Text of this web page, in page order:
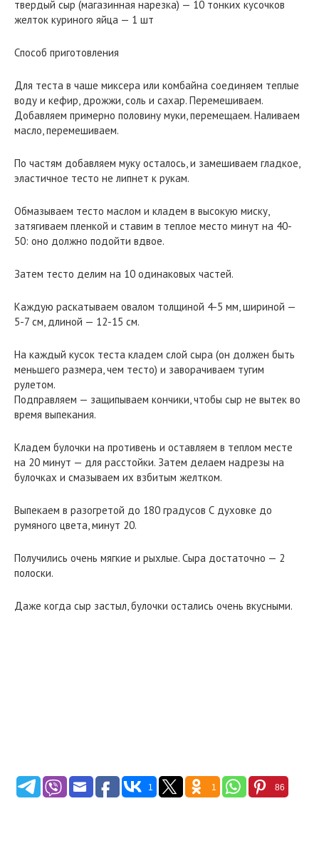
твердый сыр (магазинная нарезка) — 10 тонких кусочков
желток куриного яйца — 1 шт
Способ приготовления
Для теста в чаше миксера или комбайна соединяем теплые
воду и кефир, дрожжи, соль и сахар. Перемешиваем.
Добавляем примерно половину муки, перемещаем. Наливаем
масло, перемешиваем.
По частям добавляем муку осталось, и замешиваем гладкое,
эластичное тесто не липнет к рукам.
Обмазываем тесто маслом и кладем в высокую миску,
затягиваем пленкой и ставим в теплое место минут на 40-
50: оно должно подойти вдвое.
Затем тесто делим на 10 одинаковых частей.
Каждую раскатываем овалом толщиной 4-5 мм, шириной —
5-7 см, длиной — 12-15 см.
На каждый кусок теста кладем слой сыра (он должен быть
меньшего размера, чем тесто) и заворачиваем тугим
рулетом.
Подправляем — защипываем кончики, чтобы сыр не вытек во
время выпекания.
Кладем булочки на противень и оставляем в теплом месте
на 20 минут — для расстойки. Затем делаем надрезы на
булочках и смазываем их взбитым желтком.
Выпекаем в разогретой до 180 градусов С духовке до
румяного цвета, минут 20.
Получились очень мягкие и рыхлые. Сыра достаточно — 2
полоски.
Даже когда сыр застыл, булочки остались очень вкусными.
1 1 86